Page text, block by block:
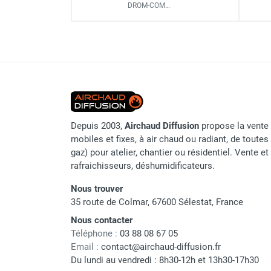
Chauffage infrarouge fixe mur et
plafond
Chauffage radiant électrique
Chauffage Infrarouge électrique fixe
Panneau rayonnant
Lustre infrarouge électrique
suspendu
Réglette et cassette rayonnante
Chauffage tube radiant et radiant
lumineux au gaz
Chauffage radiant tube suspendu
au gaz
Poids
Marque
Origine
DROM-COM…
Depuis 2003, Airchaud Diffusion propose la
mobiles et fixes, à air chaud ou radiant, de
gaz) pour atelier, chantier ou résidentiel. Vente
rafraichisseurs, déshumidificateurs.
Nous trouver
35 route de Colmar, 67600 Sélestat, France
Nous contacter
Téléphone : 03 88 08 67 05
Email : contact@airchaud-diffusion.fr
Du lundi au vendredi : 8h30-12h et 13h30-17h30